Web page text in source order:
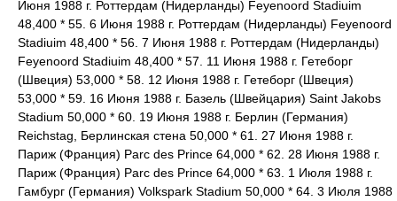
Июня 1988 г. Роттердам (Нидерланды) Feyenoord Stadiuim
48,400 * 55. 6 Июня 1988 г. Роттердам (Нидерланды) Feyenoord
Stadiuim 48,400 * 56. 7 Июня 1988 г. Роттердам (Нидерланды)
Feyenoord Stadiuim 48,400 * 57. 11 Июня 1988 г. Гетеборг
(Швеция) 53,000 * 58. 12 Июня 1988 г. Гетеборг (Швеция)
53,000 * 59. 16 Июня 1988 г. Базель (Швейцария) Saint Jakobs
Stadium 50,000 * 60. 19 Июня 1988 г. Берлин (Германия)
Reichstag, Берлинская стена 50,000 * 61. 27 Июня 1988 г.
Париж (Франция) Parc des Prince 64,000 * 62. 28 Июня 1988 г.
Париж (Франция) Parc des Prince 64,000 * 63. 1 Июля 1988 г.
Гамбург (Германия) Volkspark Stadium 50,000 * 64. 3 Июля 1988